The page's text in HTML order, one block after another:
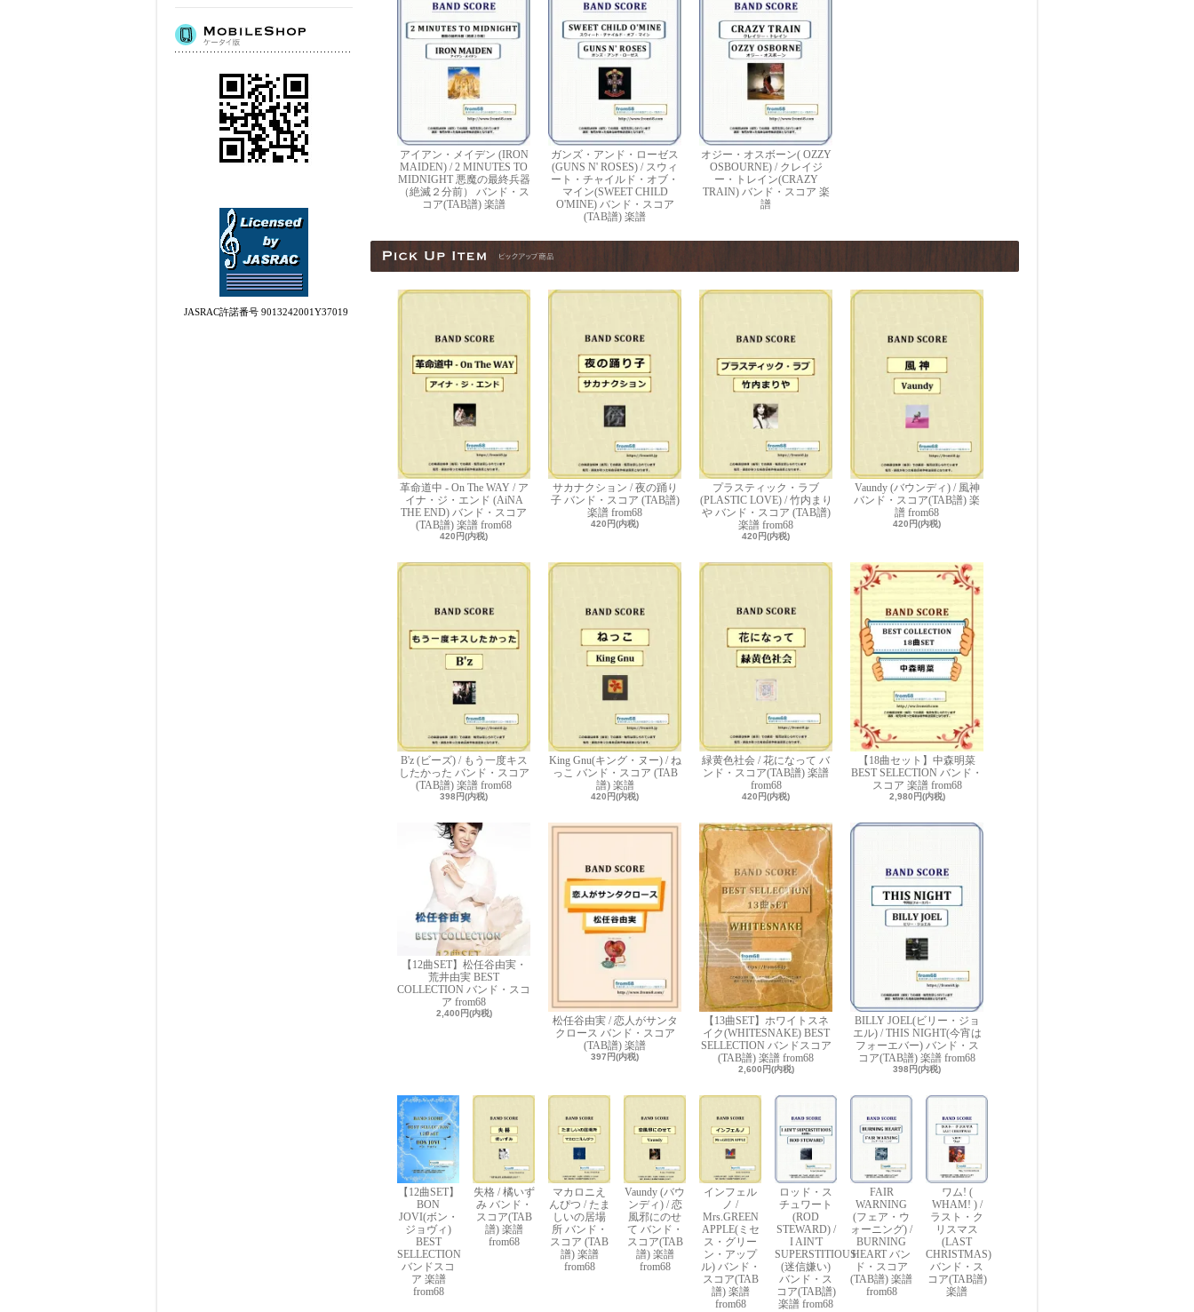
JASRAC許諾番号 9013242001Y37019
アイアン・メイデン (IRON
MAIDEN) / 2 MINUTES TO
MIDNIGHT 悪魔の最終兵器
（絶滅２分前） バンド・ス
コア(TAB譜) 楽譜
ガンズ・アンド・ローゼス
(GUNS N' ROSES) / スウィ
ート・チャイルド・オブ・
マイン(SWEET CHILD
O'MINE) バンド・スコア
(TAB譜) 楽譜
オジー・オスボーン( OZZY
OSBOURNE) / クレイジ
ー・トレイン(CRAZY
TRAIN) バンド・スコア 楽
譜
革命道中 - On The WAY / ア
イナ・ジ・エンド (AiNA
THE END) バンド・スコア
(TAB譜) 楽譜 from68
420円(内税)
サカナクション / 夜の踊り
子 バンド・スコア (TAB譜)
楽譜 from68
420円(内税)
プラスティック・ラブ
(PLASTIC LOVE) / 竹内まり
や バンド・スコア (TAB譜)
楽譜 from68
420円(内税)
Vaundy (バウンディ) / 風神
バンド・スコア(TAB譜) 楽
譜 from68
420円(内税)
B'z (ビーズ) / もう一度キス
したかった バンド・スコア
(TAB譜) 楽譜 from68
398円(内税)
King Gnu(キング・ヌー) / ね
っこ バンド・スコア (TAB
譜) 楽譜
420円(内税)
緑黄色社会 / 花になって バ
ンド・スコア(TAB譜) 楽譜
from68
420円(内税)
【18曲セット】中森明菜
BEST SELECTION バンド・
スコア 楽譜 from68
2,980円(内税)
【12曲SET】松任谷由実・
荒井由実 BEST
COLLECTION バンド・スコ
ア from68
2,400円(内税)
松任谷由実 / 恋人がサンタ
クロース バンド・スコア
(TAB譜) 楽譜
397円(内税)
【13曲SET】ホワイトスネ
イク(WHITESNAKE) BEST
SELLECTION バンドスコア
(TAB譜) 楽譜 from68
2,600円(内税)
BILLY JOEL(ビリー・ジョ
エル) / THIS NIGHT(今宵は
フォーエバー) バンド・ス
コア(TAB譜) 楽譜 from68
398円(内税)
【12曲SET】
BON
JOVI(ボン・
ジョヴィ)
BEST
SELLECTION
バンドスコ
ア 楽譜
from68
失格 / 橘いず
み バンド・
スコア(TAB
譜) 楽譜
from68
マカロニえ
んぴつ / たま
しいの居場
所 バンド・
スコア (TAB
譜) 楽譜
from68
Vaundy (バウ
ンディ) / 恋
風邪にのせ
て バンド・
スコア(TAB
譜) 楽譜
from68
インフェル
ノ /
Mrs.GREEN
APPLE(ミセ
ス・グリー
ン・アップ
ル) バンド・
スコア(TAB
譜) 楽譜
from68
ロッド・ス
チュワート
(ROD
STEWARD) /
I AIN'T
SUPERSTITIOUS
(迷信嫌い)
バンド・ス
コア(TAB譜)
楽譜 from68
FAIR
WARNING
(フェア・ウ
ォーニング) /
BURNING
HEART バン
ド・スコア
(TAB譜) 楽譜
from68
ワム! (
WHAM! ) /
ラスト・ク
リスマス
(LAST
CHRISTMAS)
バンド・ス
コア(TAB譜)
楽譜